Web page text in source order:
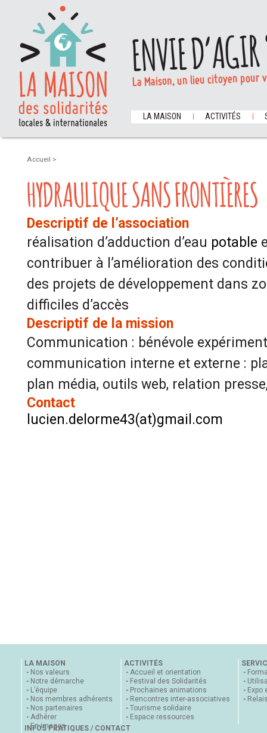
ENVIE
La Maison, un lieu citoyen
LA MAISON ACTIVITÉS
Accueil >
HYDRAULIQUE SANS FRONTIÈRES
Descriptif de l’association
réalisation d’adduction d’eau potable
contribuer à l’amélioration des
des projets de développement dans
difficiles d’accès
Descriptif de la mission
Communication : bénévole
communication interne et externe :
plan média, outils web, relation
Contact
lucien.delorme43(at)gmail.com
LA MAISON
Nos valeurs
Notre démarche
L’équipe
Nos membres adhérents
Nos partenaires
Adhérer
En images
ACTIVITÉS
Accueil et orientation
Festival des Solidarités
Prochaines animations
Rencontres inter-associatives
Tourisme solidaire
Espace ressources
Expo
INFOS PRATIQUES / CONTACT